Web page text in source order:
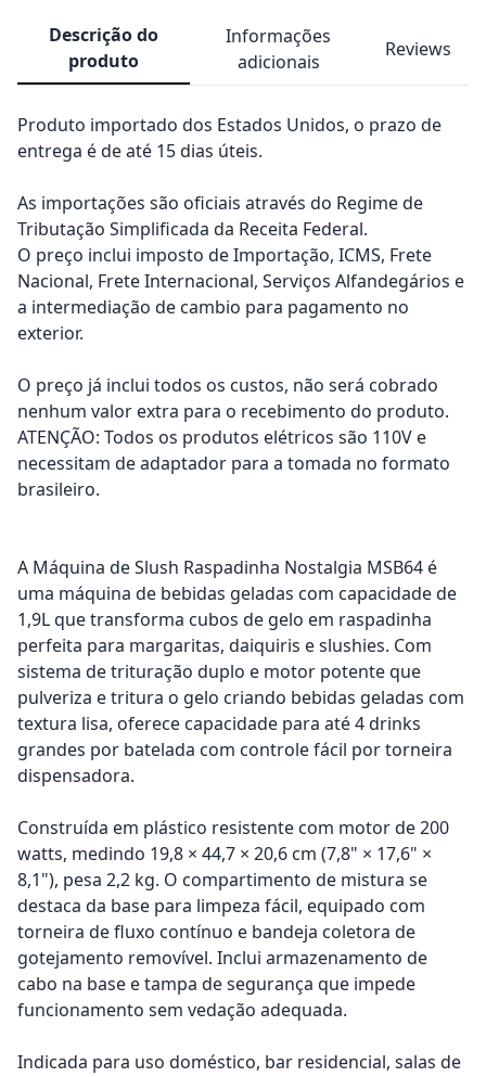
Descrição do
produto
Informações
adicionais
Reviews
Produto importado dos Estados Unidos, o prazo de
entrega é de até 15 dias úteis.
As importações são oficiais através do Regime de
Tributação Simplificada da Receita Federal.
O preço inclui imposto de Importação, ICMS, Frete
Nacional, Frete Internacional, Serviços Alfandegários e
a intermediação de cambio para pagamento no
exterior.
O preço já inclui todos os custos, não será cobrado
nenhum valor extra para o recebimento do produto.
ATENÇÃO: Todos os produtos elétricos são 110V e
necessitam de adaptador para a tomada no formato
brasileiro.
A Máquina de Slush Raspadinha Nostalgia MSB64 é
uma máquina de bebidas geladas com capacidade de
1,9L que transforma cubos de gelo em raspadinha
perfeita para margaritas, daiquiris e slushies. Com
sistema de trituração duplo e motor potente que
pulveriza e tritura o gelo criando bebidas geladas com
textura lisa, oferece capacidade para até 4 drinks
grandes por batelada com controle fácil por torneira
dispensadora.
Construída em plástico resistente com motor de 200
watts, medindo 19,8 × 44,7 × 20,6 cm (7,8" × 17,6" ×
8,1"), pesa 2,2 kg. O compartimento de mistura se
destaca da base para limpeza fácil, equipado com
torneira de fluxo contínuo e bandeja coletora de
gotejamento removível. Inclui armazenamento de
cabo na base e tampa de segurança que impede
funcionamento sem vedação adequada.
Indicada para uso doméstico, bar residencial, salas de